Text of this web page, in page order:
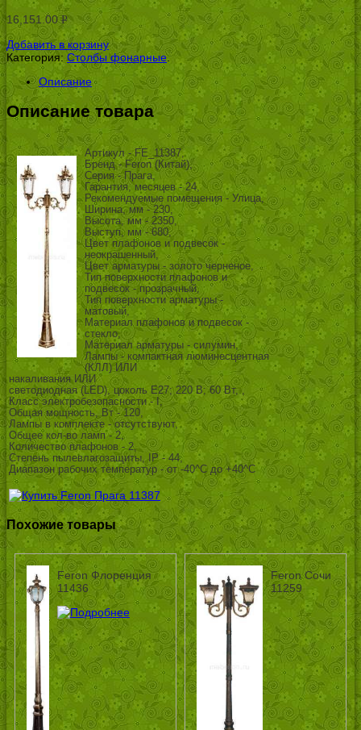
16,151.00Р
УБ.
Добавить в корзину
Категория: Столбы фонарные.
Описание
Описание товара
Артикул - FE_11387,
Бренд - Feron (Китай),
Серия - Прага,
Гарантия, месяцев - 24,
Рекомендуемые помещения - Улица,
Ширина, мм - 230,
Высота, мм - 2350,
Выступ, мм - 680,
Цвет плафонов и подвесок -
неокрашенный,
Цвет арматуры - золото черненое,
Тип поверхности плафонов и
подвесок - прозрачный,
Тип поверхности арматуры -
матовый,
Материал плафонов и подвесок -
стекло,
Материал арматуры - силумин,
Лампы - компактная люминесцентная
(КЛЛ) ИЛИ
накаливания ИЛИ
светодиодная (LED), цоколь E27; 220 В; 60 Вт, ,
Класс электробезопасности - I,
Общая мощность, Вт - 120,
Лампы в комплекте - отсутствуют,
Общее кол-во ламп - 2,
Количество плафонов - 2,
Степень пылевлагозащиты, IP - 44,
Диапазон рабочих температур - от -40^C до +40^C
Похожие товары
Feron Флоренция
11436
Feron Сочи
11259